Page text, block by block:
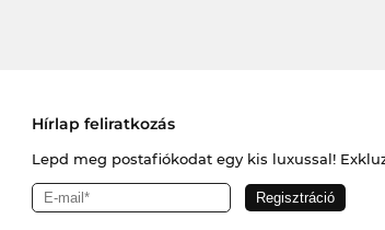
Hírlap feliratkozás
Lepd meg postafiókodat egy kis luxussal!